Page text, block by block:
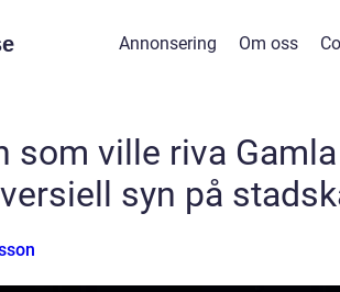
Annonsering Om oss
som ville riva Gamla
syn på